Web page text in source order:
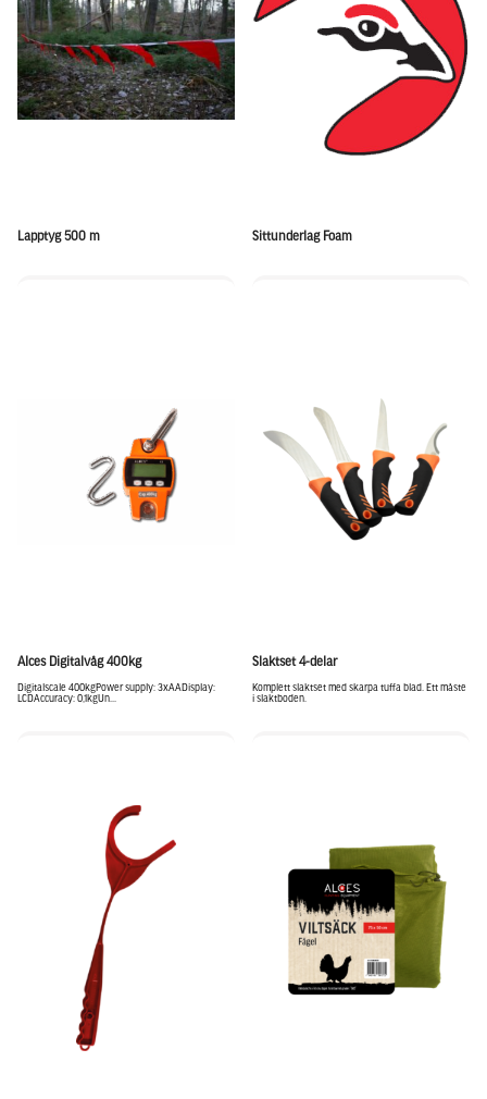
Lapptyg 500 m Sittunderlag Foam
Alces Digitalvåg 400kg
Digitalscale 400kgPower supply: 3xAADisplay:
LCDAccuracy: 0,1kgUn...
Slaktset 4-delar
Komplett slaktset med skarpa tuffa blad. Ett måste
i slaktboden.